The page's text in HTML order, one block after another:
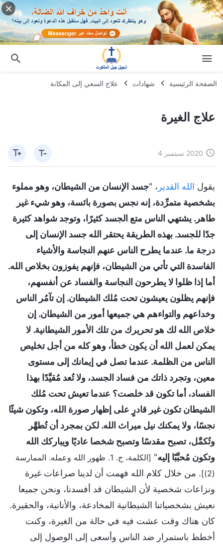
الصفحة الرئيسية شهادات علاج السعي إلى المكانة
علاج الغيرة
2020 سبتمبر 4
يقول الله القدير ، "جسد الإنسان من الشيطان، وهو مملوء
بشخصية متمرِّدة، إنه نجس بصورة بائسة، وهو شيء غير
طاهر. يشتهي الناس متع الجسد كثيرًا، وتوجد شواهد كثيرة
جدًا للجسد. بهذه الطريقة يحتقر الله جسد الإنسان إلى
درجة ما. عندما يطرح الناس عنهم النجاسة والأشياء
الفاسدة التي تأتي من الشيطان، فإنهم يفوزون بخلاص الله.
أما إذا ظلوا لا يطرحون النجاسة والفساد عن أنفسهم،
فإنهم يظلون يعيشون تحت مُلك الشيطان. إن تآمُر الناس
وخداعهم والتواءهم هي جميعها أمور من الشيطان. إن
خلاص الله لك هو تحريرك من تلك الأمور الشيطانية. لا
يمكن لعمل الله أن يكون خطأ، وهو كله من أجل تخليص
الناس من الظلمة. عندما تصل في إيمانك إلى مستوى
معين، وتجرد ذاتك من فساد الجسد، ولا تُعد مُقيَّدًا بهذا
الفساد، أما تكون قد خلصت؟ عندما تعيش تحت مُلك
الشيطان تكون غير قادرٍ على إظهار صورة الله، وتكون شيئًا
نجسًا، ولا يمكنك نيل ميراث الله. لكن بمجرد أن تُطهَّر
وتُكمَّل، تصبح مقدسًا وتصبح شخصا عاديًا ويباركك الله
وتكون مُحبَّبًا إليه"
[الكلمة، ج. 1. ظهور الله وعمله. الممارسة
(2)]
. من خلال كلام الله فهمت أن لدينا صراعات غيرة
ونزاعات شخصية لأن الشيطان قد أفسدنا، ونحن جميعا
نعيش بشخصياتنا الشيطانية المخادعة، والأنانية، والحقيرة.
كان هناك وقت عشت فيه في حالة من الغيرة، وكنت
أخطط باستمرار ضد الناس وأسعى إلى الوصول إلى